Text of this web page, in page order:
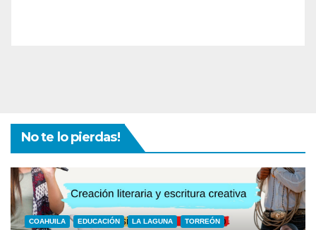
No te lo pierdas!
COAHUILA EDUCACIÓN LA LAGUNA TORREÓN